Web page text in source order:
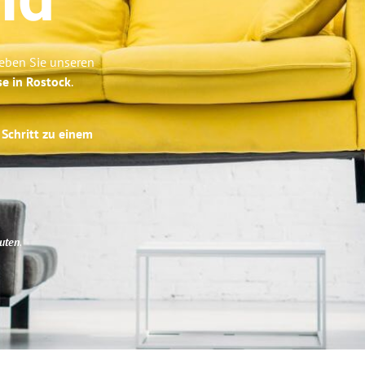
Sie unseren
in Rostock.
zu einem
.